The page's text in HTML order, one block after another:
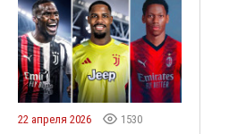
22 апреля 2026 1530